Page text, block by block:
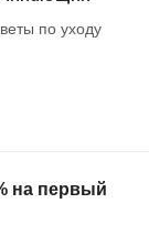
по уходу
на первый